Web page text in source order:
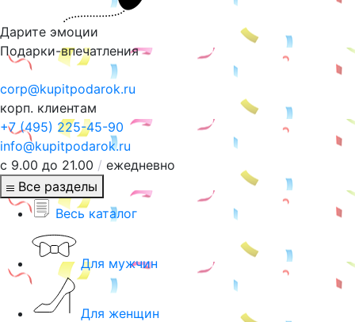
Дарите эмоции
Подарки-впечатления
corp@kupitpodarok.ru
корп. клиентам
+7 (495) 225-45-90
info@kupitpodarok.ru
с 9.00 до 21.00 / ежедневно
Все разделы
Весь каталог
Для мужчин
Для женщин